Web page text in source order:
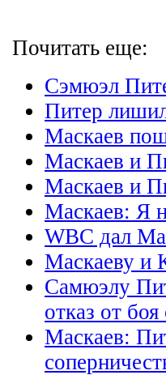
Почитать еще:
Сэмюэл
Питер
Маскаев
Маскаев и
Маскаев и
Маскаев: Я
WBC дал
Маскаеву и
Самюэлу
отказ от
Маскаев: